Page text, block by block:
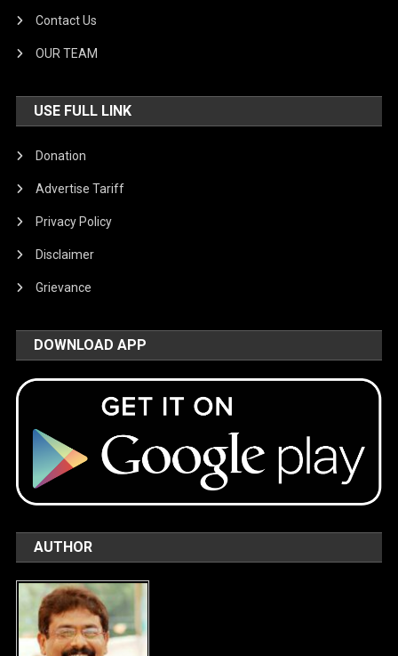
Contact Us
OUR TEAM
USE FULL LINK
Donation
Advertise Tariff
Privacy Policy
Disclaimer
Grievance
DOWNLOAD APP
AUTHOR